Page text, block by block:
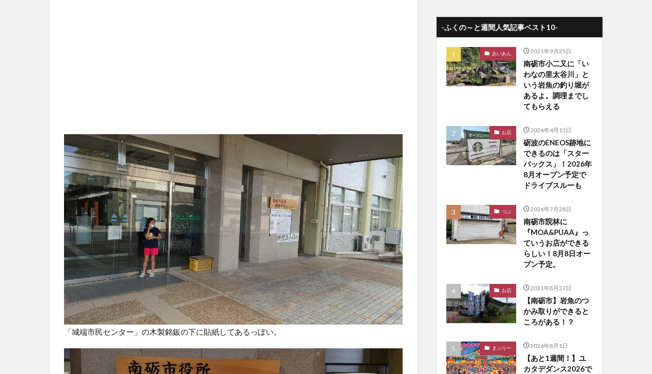
「城端市民センター」の木製銘鈑の下に貼紙してあるっぽい。
-ふくの～と週間人気記事ベスト10-
あいあん 2021年9月25日
南砺市小二又に「い
わなの里太谷川」と
いう岩魚の釣り堀が
あるよ。調理までし
てもらえる
お店 2026年4月13日
砺波のENEOS跡地に
できるのは「スター
バックス」！2026年
8月オープン予定で
ドライブスルーも
つぶ 2026年7月28日
南砺市院林に
『MOA&PUAA』っ
ていうお店ができる
らしい！8月8日オー
プン予定。
お店 2021年8月27日
【南砺市】岩魚のつ
かみ取りができると
ころがある！？
まぶりー 2026年8月1日
【あと1週間！】ユ
カタデダンス2026で